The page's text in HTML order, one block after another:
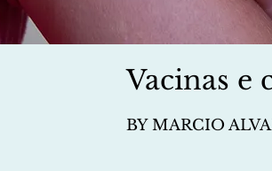
Vacinas e
BY MARCIO